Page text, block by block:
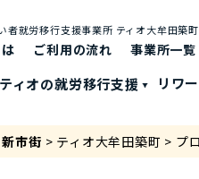
者就労移⾏⽀援事業所 ティオ⼤牟⽥築
ご利⽤の流れ 事業所一覧
ティオの就労移⾏⽀援 リワ
市街 > ティオ大牟田築町 > プ